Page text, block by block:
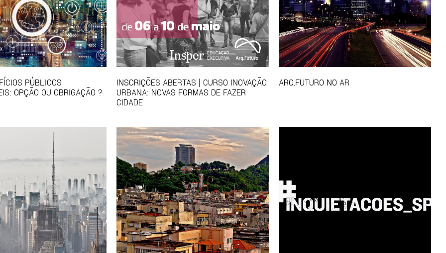
PÚBLICOS
OPÇÃO OU OBRIGAÇÃO ?
INSCRIÇÕES ABERTAS | CURSO INOVAÇÃO
URBANA: NOVAS FORMAS DE FAZER
CIDADE
ARQ.FUTURO NO AR